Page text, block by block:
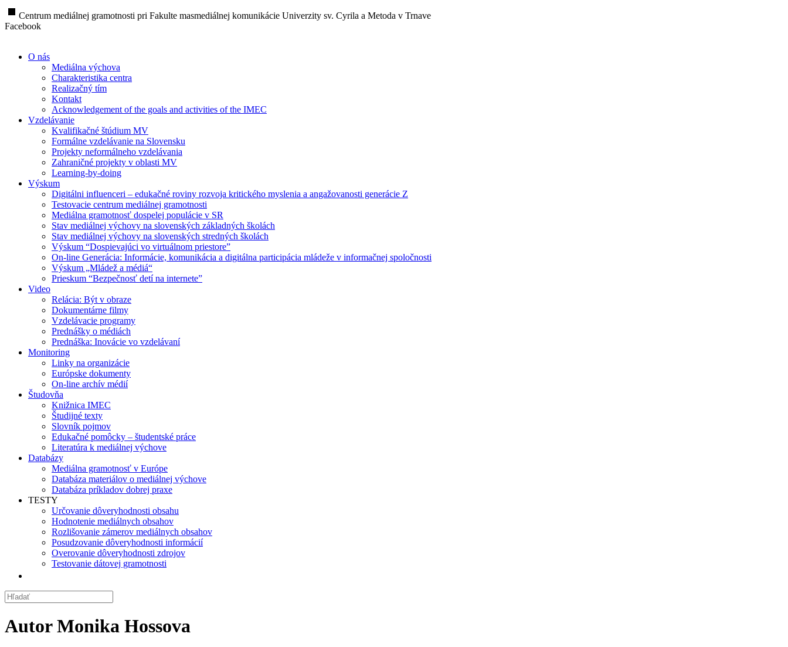
stop Centrum mediálnej gramotnosti pri Fakulte masmediálnej komunikácie Univerzity sv. Cyrila a Metoda v Trnave
Facebook
O nás
Mediálna výchova
Charakteristika centra
Realizačný tím
Kontakt
Acknowledgement of the goals and activities of the IMEC
Vzdelávanie
Kvalifikačné štúdium MV
Formálne vzdelávanie na Slovensku
Projekty neformálneho vzdelávania
Zahraničné projekty v oblasti MV
Learning-by-doing
Výskum
Digitálni influenceri – edukačné roviny rozvoja kritického myslenia a angažovanosti generácie Z
Testovacie centrum mediálnej gramotnosti
Mediálna gramotnosť dospelej populácie v SR
Stav mediálnej výchovy na slovenských základných školách
Stav mediálnej výchovy na slovenských stredných školách
Výskum “Dospievajúci vo virtuálnom priestore”
On-line Generácia: Informácie, komunikácia a digitálna participácia mládeže v informačnej spoločnosti
Výskum „Mládež a médiá“
Prieskum “Bezpečnosť detí na internete”
Video
Relácia: Být v obraze
Dokumentárne filmy
Vzdelávacie programy
Prednášky o médiách
Prednáška: Inovácie vo vzdelávaní
Monitoring
Linky na organizácie
Európske dokumenty
On-line archív médií
Študovňa
Knižnica IMEC
Študijné texty
Slovník pojmov
Edukačné pomôcky – študentské práce
Literatúra k mediálnej výchove
Databázy
Mediálna gramotnosť v Európe
Databáza materiálov o mediálnej výchove
Databáza príkladov dobrej praxe
TESTY
Určovanie dôveryhodnosti obsahu
Hodnotenie mediálnych obsahov
Rozlišovanie zámerov mediálnych obsahov
Posudzovanie dôveryhodnosti informácií
Overovanie dôveryhodnosti zdrojov
Testovanie dátovej gramotnosti
AutorMonika Hossova